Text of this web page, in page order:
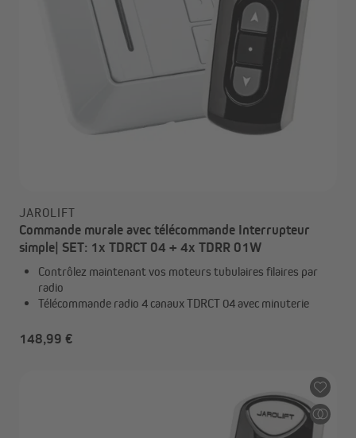
JAROLIFT
Commande murale avec télécommande Interrupteur
simple| SET: 1x TDRCT 04 + 4x TDRR 01W
Contrôlez maintenant vos moteurs tubulaires filaires par
radio
Télécommande radio 4 canaux TDRCT 04 avec minuterie
148,99 €